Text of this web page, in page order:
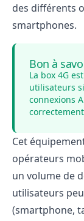
des différents
smartphones.
Bon à
La box 4G
utilisateurs
connexions
Cet
opérateurs
un volume de
utilisateurs
(smartphone,